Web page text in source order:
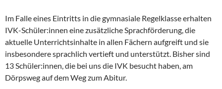
Im Falle eines Eintritts in die gymnasiale Regelklasse erhalten
IVK-Schüler:innen eine zusätzliche Sprachförderung, die
aktuelle Unterrichtsinhalte in allen Fächern aufgreift und sie
insbesondere sprachlich vertieft und unterstützt. Bisher sind
13 Schüler:innen, die bei uns die IVK besucht haben, am
Dörpsweg auf dem Weg zum Abitur.